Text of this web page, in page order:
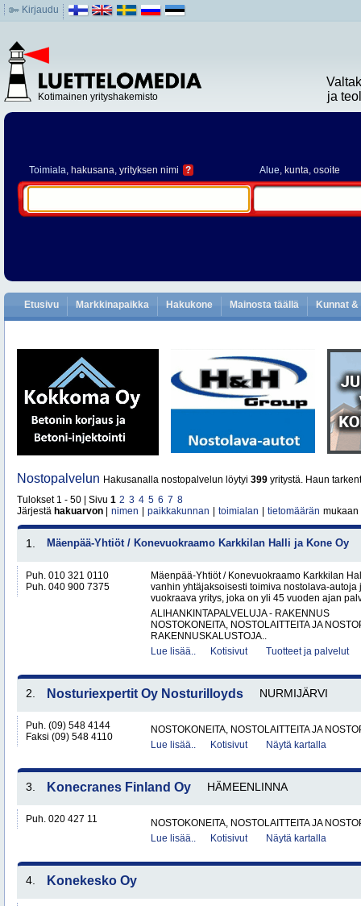
Kirjaudu
Kotimainen yrityshakemisto
ja
Toimiala, hakusana, yrityksen nimi ? Alue, kunta, osoite
Etusivu Markkinapaikka Hakukone Mainosta täällä Kunnat
Nostopalvelun Hakusanalla nostopalvelun löytyi 399 yritystä. Haun
Tulokset 1 - 50 | Sivu 1 2 3 4 5 6 7 8
Järjestä hakuarvon nimen paikkakunnan toimialan tietomäärän mukaan
1. Mäenpää-Yhtiöt / Konevuokraamo Karkkilan Halli ja Kone Oy
Puh. 010 321 0110
Puh. 040 900 7375
Mäenpää-Yhtiöt / Konevuokraamo Karkkilan
vanhin yhtäjaksoisesti toimiva nostolava-autoja
vuokraava yritys, joka on yli 45 vuoden ajan
ALIHANKINTAPALVELUJA - RAKENNUS
NOSTOKONEITA, NOSTOLAITTEITA JA
RAKENNUSKALUSTOJA..
Lue lisää..
Kotisivut Tuotteet ja palvelut
2. Nosturiexpertit Oy Nosturilloyds NURMIJÄRVI
Puh. (09) 548 4144
Faksi (09) 548 4110
NOSTOKONEITA, NOSTOLAITTEITA JA
Lue lisää..
Kotisivut Näytä kartalla
3. Konecranes Finland Oy HÄMEENLINNA
Puh. 020 427 11
NOSTOKONEITA, NOSTOLAITTEITA JA
Lue lisää..
Kotisivut Näytä kartalla
4. Konekesko Oy